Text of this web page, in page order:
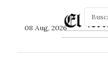
08 Aug, 2026